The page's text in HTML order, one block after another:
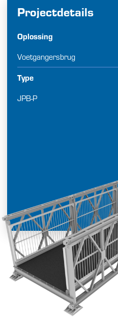
Projectdetails
Oplossing
Voetgangersbrug
Type
JPB-P